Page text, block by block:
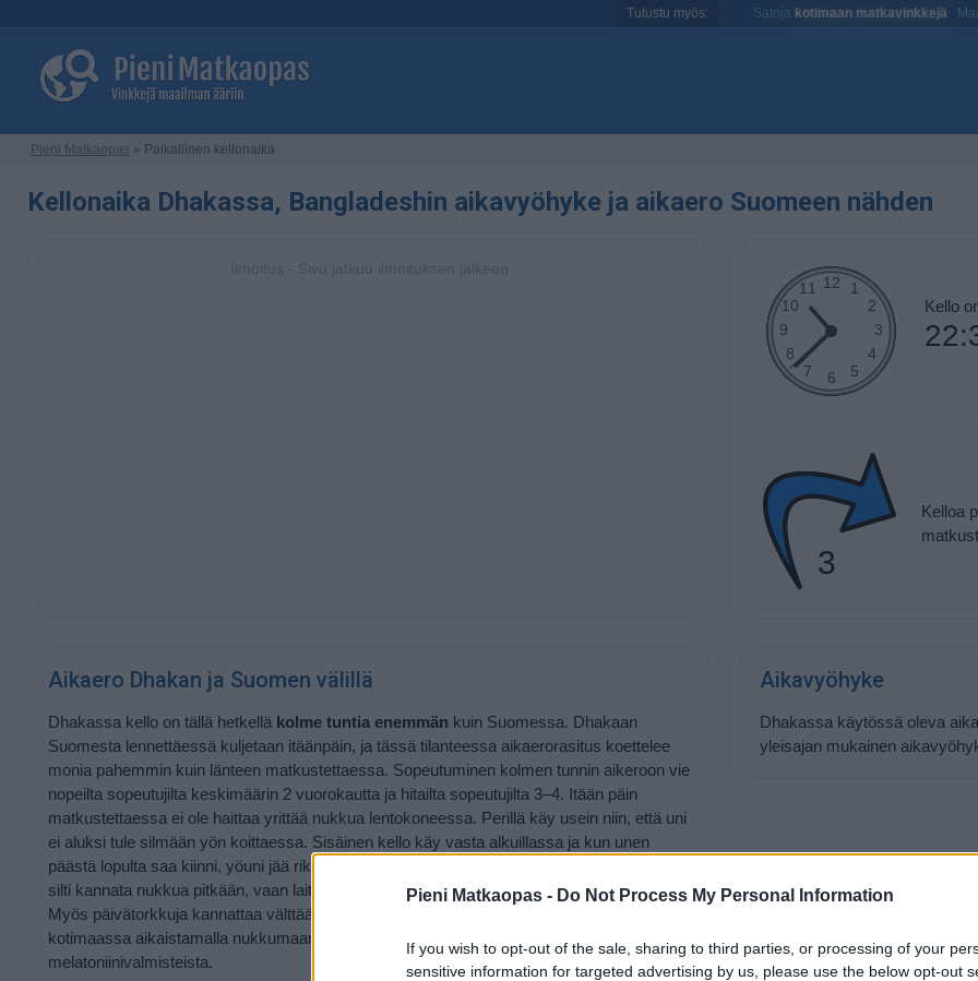
Pieni Matkaopas - Do Not Process My Personal Information
If you wish to opt-out of the sale, sharing to third parties, or processing of your
sensitive information for targeted advertising by us, please use the below opt-out
Tutustu myös: Satoja kotimaan matkavinkkejä
Pieni Matkaopas » Paikallinen kellonaika
Kellonaika Dhakassa, Bangladeshin aikavyöhyke ja aikaero Suomeen nähden
Kello
3
Kelloa
Aikaero Dhakan ja Suomen välillä
Dhakassa kello on tällä hetkellä kolme tuntia enemmän kuin Suomessa. Dhakaan
Suomesta lennettäessä kuljetaan itäänpäin, ja tässä tilanteessa aikaerorasitus koettelee
monia pahemmin kuin länteen matkustettaessa. Sopeutuminen kolmen tunnin aikeroon vie
nopeilta sopeutujilta keskimäärin 2 vuorokautta ja hitailta sopeutujilta 3–4. Itään päin
matkustettaessa ei ole haittaa yrittää nukkua lentokoneessa. Perillä käy usein niin, että uni
ei aluksi tule silmään yön koittaessa. Sisäinen kello käy vasta alkuillassa ja kun unen
päästä lopulta saa kiinni, yöuni jää rikkonaiseksi. Houkutuksesta huolimatta aamuisin ei
silti kannata nukkua pitkään, vaan laittaa herätyskello pirisemään aamun sarastaessa.
Myös päivätorkkuja kannattaa välttää. Jos mahdollista, uuteen rytmiin voi alkaa totutella jo
kotimaassa aikaistamalla nukkumaanmenoaikaa tunnilla puolellatoista. Jotkut saavat apua
melatoniinivalmisteista.
Aikavyöhyke
Dhakassa käytössä oleva
yleisajan mukainen